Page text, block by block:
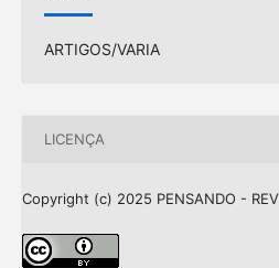
ARTIGOS/VARIA
LICENÇA
Copyright (c) 2025 PENSANDO -